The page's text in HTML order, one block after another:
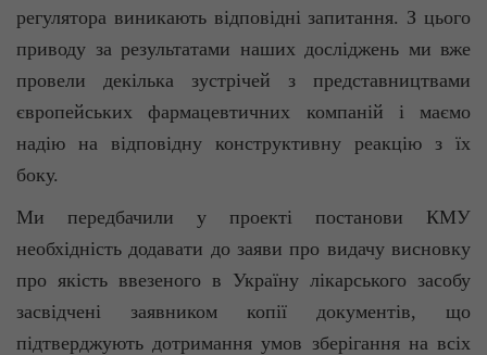
регулятора виникають відповідні запитання. З цього
приводу за результатами наших досліджень ми вже
провели декілька зустрічей з представництвами
європейських фармацевтичних компаній і маємо
надію на відповідну конструктивну реакцію з їх
боку.
Ми передбачили у проекті постанови КМУ
необхідність додавати до заяви про видачу висновку
про якість ввезеного в Україну лікарського засобу
засвідчені заявником копії документів, що
підтверджують дотримання умов зберігання на всіх